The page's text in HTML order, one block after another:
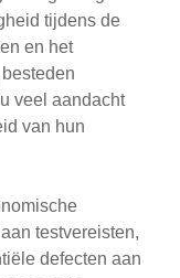
tijdens de
en het
veel aandacht
van hun
testvereisten,
defecten aan